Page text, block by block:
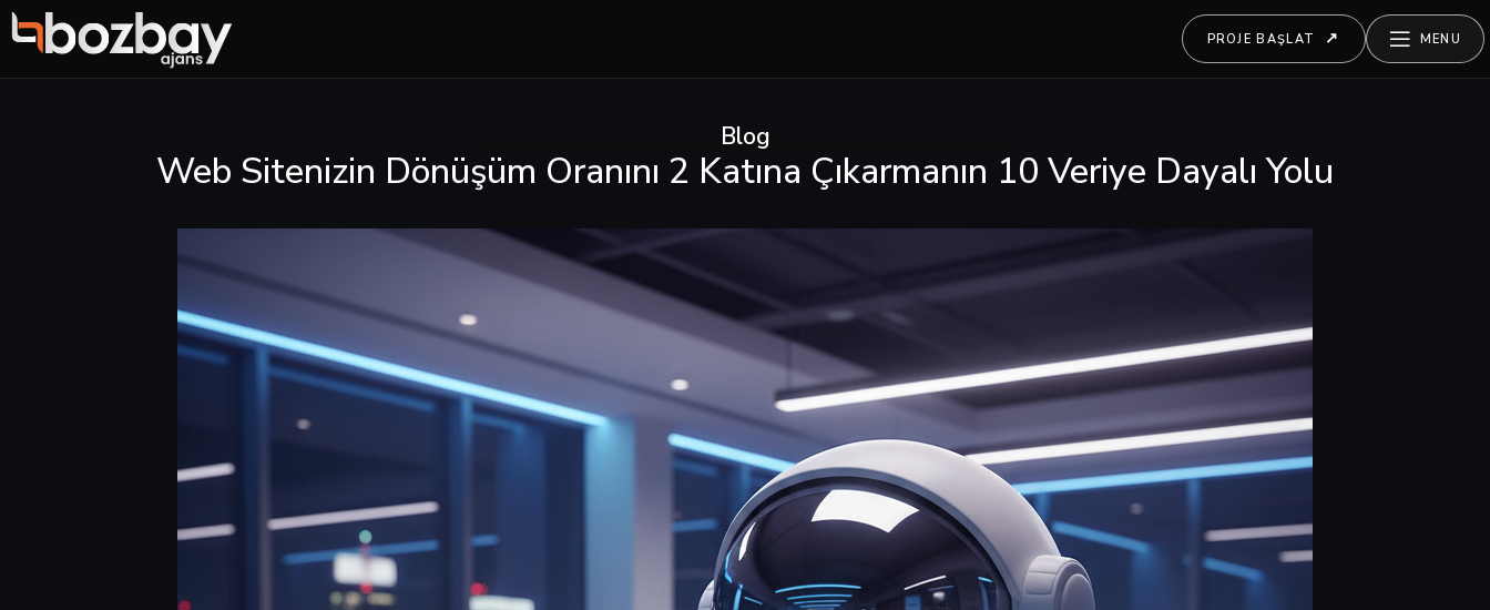
PROJE BAŞLAT MENU
Blog
Web Sitenizin Dönüşüm Oranını 2 Katına Çıkarmanın 10 Veriye Dayalı Yolu